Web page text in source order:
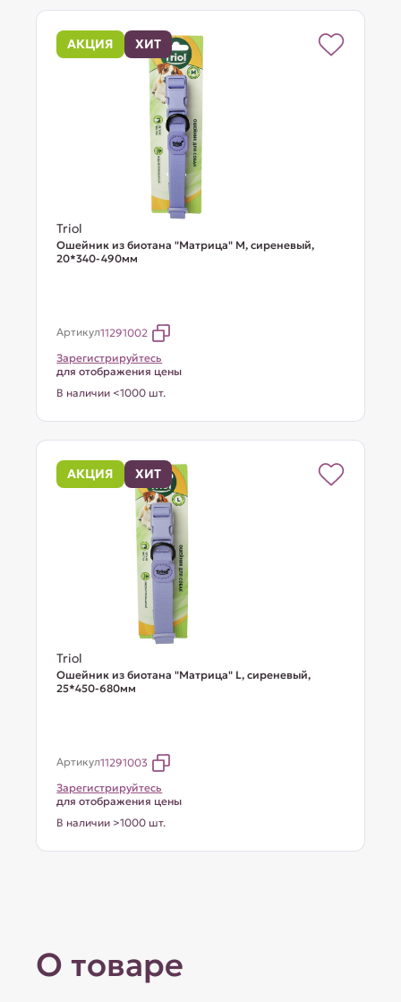
АКЦИЯ ХИТ
Triol
Ошейник из биотана "Матрица" M, сиреневый,
20*340-490мм
Артикул11291002
Зарегистрируйтесь
для отображения цены
В наличии <1000 шт.
АКЦИЯ ХИТ
Triol
Ошейник из биотана "Матрица" L, сиреневый,
25*450-680мм
Артикул11291003
Зарегистрируйтесь
для отображения цены
В наличии >1000 шт.
О товаре